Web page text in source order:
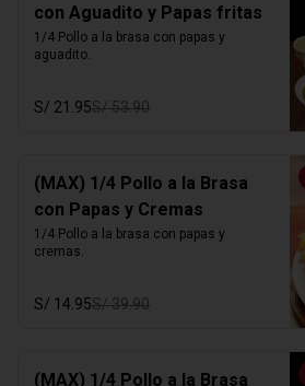
con Aguadito y Papas fritas
1/4 Pollo a la brasa con papas y
aguadito.
S/ 21.95S/ 53.90
(MAX) 1/4 Pollo a la Brasa
con Papas y Cremas
1/4 Pollo a la brasa con papas y
cremas.
S/ 14.95S/ 39.90
(MAX) 1/4 Pollo a la Brasa